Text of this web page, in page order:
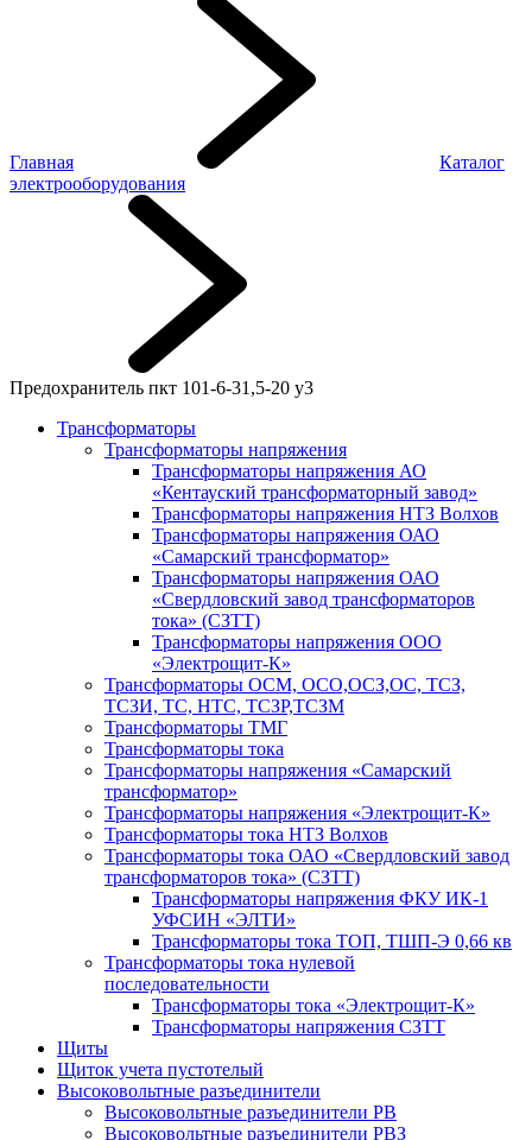
Главная
Каталог
электрооборудования
Предохранитель пкт 101-6-31,5-20 у3
Трансформаторы
Трансформаторы напряжения
Трансформаторы напряжения АО
«Кентауский трансформаторный завод»
Трансформаторы напряжения НТЗ Волхов
Трансформаторы напряжения ОАО
«Самарский трансформатор»
Трансформаторы напряжения ОАО
«Свердловский завод трансформаторов
тока» (СЗТТ)
Трансформаторы напряжения ООО
«Электрощит-К»
Трансформаторы ОСМ, ОСО,ОСЗ,ОС, ТСЗ,
ТСЗИ, ТС, НТС, ТСЗР,ТСЗМ
Трансформаторы ТМГ
Трансформаторы тока
Трансформаторы напряжения «Самарский
трансформатор»
Трансформаторы напряжения «Электрощит-К»
Трансформаторы тока НТЗ Волхов
Трансформаторы тока ОАО «Свердловский завод
трансформаторов тока» (СЗТТ)
Трансформаторы напряжения ФКУ ИК-1
УФСИН «ЭЛТИ»
Трансформаторы тока ТОП, ТШП-Э 0,66 кв
Трансформаторы тока нулевой
последовательности
Трансформаторы тока «Электрощит-К»
Трансформаторы напряжения СЗТТ
Щиты
Щиток учета пустотелый
Высоковольтные разъединители
Высоковольтные разъединители РВ
Высоковольтные разъединители РВЗ